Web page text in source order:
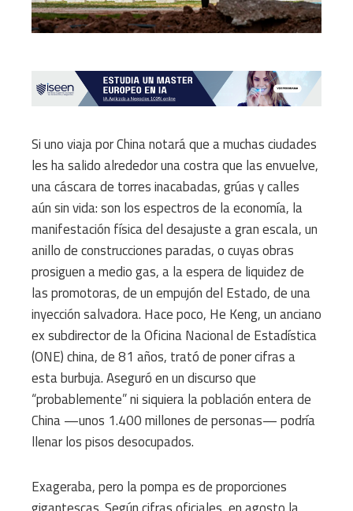
Si uno viaja por China notará que a muchas ciudades
les ha salido alrededor una costra que las envuelve,
una cáscara de torres inacabadas, grúas y calles
aún sin vida: son los espectros de la economía, la
manifestación física del desajuste a gran escala, un
anillo de construcciones paradas, o cuyas obras
prosiguen a medio gas, a la espera de liquidez de
las promotoras, de un empujón del Estado, de una
inyección salvadora. Hace poco, He Keng, un anciano
ex subdirector de la Oficina Nacional de Estadística
(ONE) china, de 81 años, trató de poner cifras a
esta burbuja. Aseguró en un discurso que
“probablemente” ni siquiera la población entera de
China —unos 1.400 millones de personas— podría
llenar los pisos desocupados.
Exageraba, pero la pompa es de proporciones